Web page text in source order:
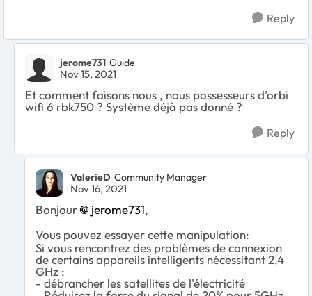
Reply
jerome731 Guide
Nov 15, 2021
Et comment faisons nous , nous possesseurs d’orbi
wifi 6 rbk750 ? Système déjà pas donné ?
Reply
ValerieD Community Manager
Nov 16, 2021
Bonjour jerome731,
Vous pouvez essayer cette manipulation:
Si vous rencontrez des problèmes de connexion
de certains appareils intelligents nécessitant 2,4
GHz :
- débrancher les satellites de l'électricité